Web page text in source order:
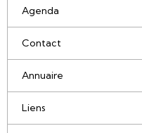
Agenda
Contact
Annuaire
Liens